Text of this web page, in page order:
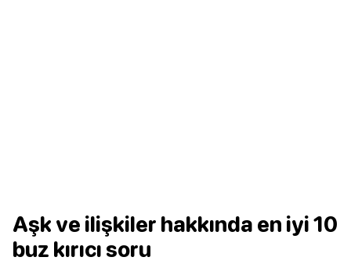
Aşk ve ilişkiler hakkında en iyi 10
buz kırıcı soru